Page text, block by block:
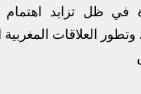
في ظل تزايد اهتمام
وتطور العلاقات المغربية